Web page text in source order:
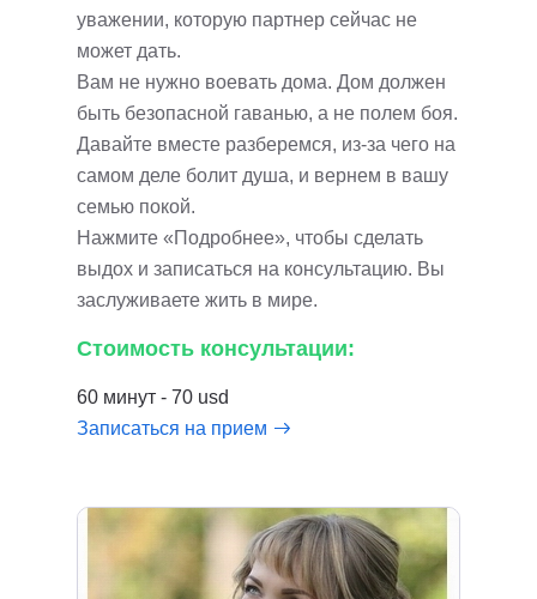
уважении, которую партнер сейчас не
может дать.
Вам не нужно воевать дома. Дом должен
быть безопасной гаванью, а не полем боя.
Давайте вместе разберемся, из-за чего на
самом деле болит душа, и вернем в вашу
семью покой.
Нажмите «Подробнее», чтобы сделать
выдох и записаться на консультацию. Вы
заслуживаете жить в мире.
Стоимость консультации:
60 минут - 70 usd
Записаться на прием